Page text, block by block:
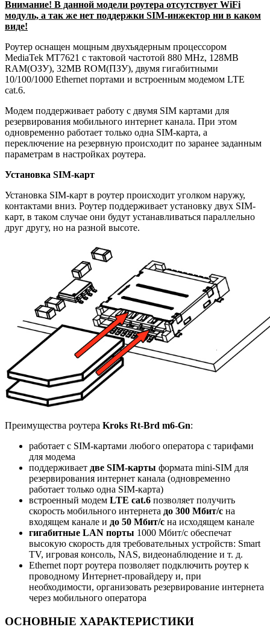
Внимание! В данной модели роутера отсутствует WiFi
модуль, а так же нет поддержки SIM-инжектор ни в каком
виде!
Роутер оснащен мощным двухъядерным процессором
MediaTek MT7621 с тактовой частотой 880 МHz, 128MB
RAM(ОЗУ), 32МВ ROM(ПЗУ), двумя гигабитными
10/100/1000 Ethernet портами и встроенным модемом LTE
cat.6.
Модем поддерживает работу с двумя SIM картами для
резервирования мобильного интернет канала. При этом
одновременно работает только одна SIM-карта, а
переключение на резервную происходит по заранее заданным
параметрам в настройках роутера.
Установка SIM-карт
Установка SIM-карт в роутер происходит уголком наружу,
контактами вниз. Роутер поддерживает установку двух SIM-
карт, в таком случае они будут устанавливаться параллельно
друг другу, но на разной высоте.
Преимущества роутера Kroks Rt-Brd m6-Gn:
работает с SIM-картами любого оператора с тарифами
для модема
поддерживает две SIM-карты формата mini-SIM для
резервирования интернет канала (одновременно
работает только одна SIM-карта)
встроенный модем LTE cat.6 позволяет получить
скорость мобильного интернета до 300 Мбит/c на
входящем канале и до 50 Мбит/c на исходящем канале
гигабитные LAN порты 1000 Мбит/c обеспечат
высокую скорость для требовательных устройств: Smart
TV, игровая консоль, NAS, видеонаблюдение и т. д.
Ethernet порт роутера позволяет подключить роутер к
проводному Интернет-провайдеру и, при
необходимости, организовать резервирование интернета
через мобильного оператора
ОСНОВНЫЕ ХАРАКТЕРИСТИКИ